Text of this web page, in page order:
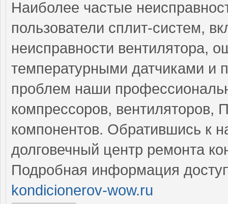
Наиболее частые
пользователи сплит-систем,
неисправности вентилятора,
температурными датчиками и
проблем наши
компрессоров, вентиляторов,
компонентов. Обратившись к
долговечный центр ремонта
Подробная информация
kondicionerov-wow.ru